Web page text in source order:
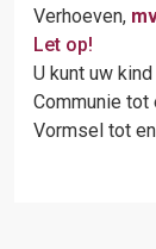
Verhoeven,
Let op!
U kunt uw
Communie
Vormsel tot